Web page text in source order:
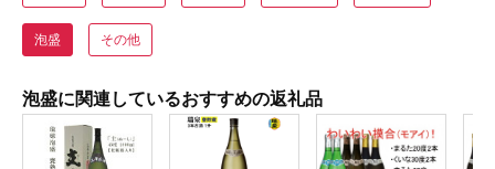
泡盛 その他
泡盛に関連しているおすすめの返礼品